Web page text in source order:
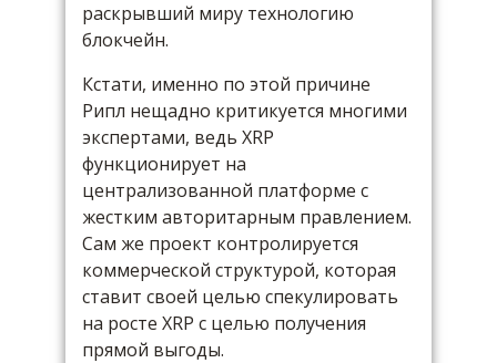
раскрывший миру технологию
блокчейн.
Кстати, именно по этой причине
Рипл нещадно критикуется многими
экспертами, ведь XRP
функционирует на
централизованной платформе с
жестким авторитарным правлением.
Сам же проект контролируется
коммерческой структурой, которая
ставит своей целью спекулировать
на росте XRP с целью получения
прямой выгоды.